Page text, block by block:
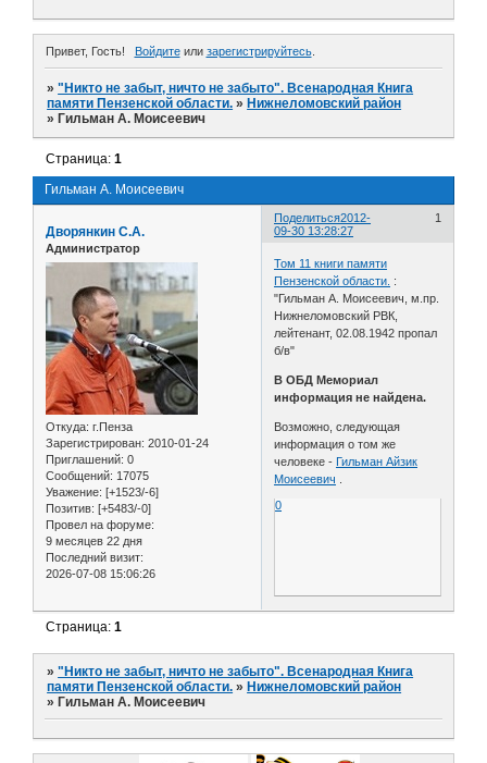
Привет, Гость! Войдитеили зарегистрируйтесь.
»"Никто не забыт, ничто не забыто". Всенародная Книга
памяти Пензенской области. » Нижнеломовский район
» Гильман А. Моисеевич
Гильман А. Моисеевич
Страница:1
Поделиться 1
2012-
09-30 13:28:27
Дворянкин С.А.
Администратор
Откуда: г.Пенза
Зарегистрирован: 2010-01-24
Приглашений: 0
Сообщений: 17075
Уважение: [+1523/-6]
Позитив: [+5483/-0]
Провел на форуме:
9 месяцев 22 дня
Последний визит:
2026-07-08 15:06:26
Том 11 книги памяти
Пензенской области. :
"Гильман А. Моисеевич, м.пр.
Нижнеломовский РВК,
лейтенант, 02.08.1942 пропал
б/в"
В ОБД Мемориал
информация не найдена.
Возможно, следующая
информация о том же
человеке - Гильман Айзик
Моисеевич
0
Страница:1
»"Никто не забыт, ничто не забыто". Всенародная Книга
памяти Пензенской области. » Нижнеломовский район
» Гильман А. Моисеевич